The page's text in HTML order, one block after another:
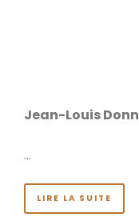
Jean-Louis
…
LIRE LA SUITE